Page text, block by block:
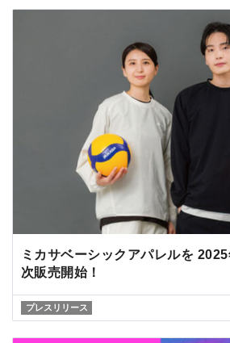
ミカサベーシックアパレルを
次販売開始！
プレスリリース